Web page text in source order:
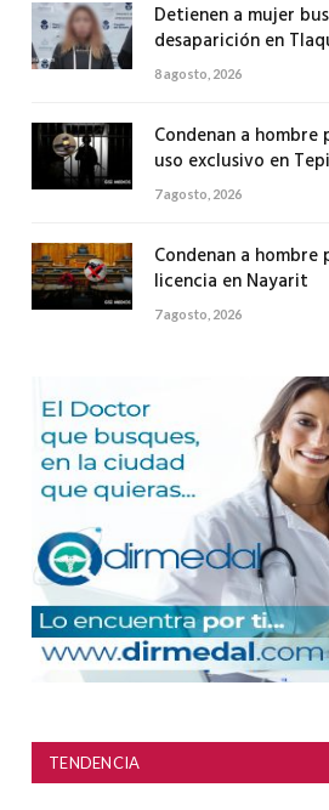
Detienen a mujer
desaparición en
8 agosto, 2026
Condenan a
uso exclusivo en
7 agosto, 2026
Condenan a
licencia en Nayarit
7 agosto, 2026
TENDENCIA